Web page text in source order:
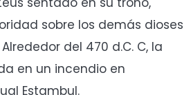
sobre los demás dioses
del 470 d.C. C, la
en un incendio en
Estambul.